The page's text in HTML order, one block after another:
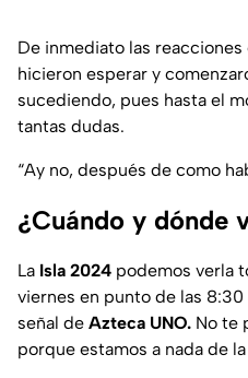
De inmediato las
hicieron esperar y
sucediendo, pues hasta el
tantas dudas.
“Ay no, después de como
¿Cuándo y dónde
La Isla 2024 podemos verla
viernes en punto de las
señal de Azteca UNO. No te
porque estamos a nada de